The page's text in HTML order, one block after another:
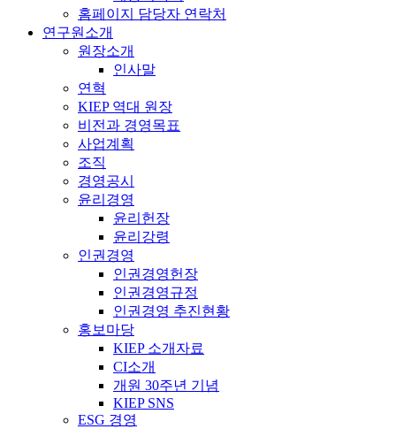
홈페이지 담당자 연락처
연구원소개
원장소개
인사말
연혁
KIEP 역대 원장
비전과 경영목표
사업계획
조직
경영공시
윤리경영
윤리헌장
윤리강령
인권경영
인권경영헌장
인권경영규정
인권경영 추진현황
홍보마당
KIEP 소개자료
CI소개
개원 30주년 기념
KIEP SNS
ESG 경영